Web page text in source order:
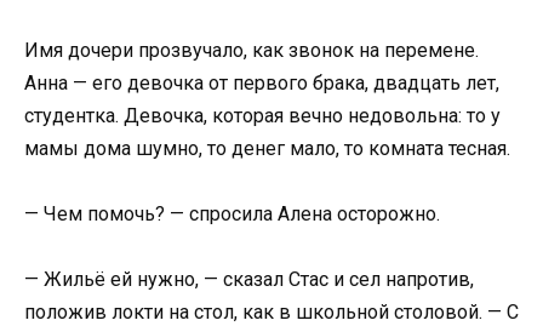
Имя дочери прозвучало, как звонок на перемене.
Анна — его девочка от первого брака, двадцать лет,
студентка. Девочка, которая вечно недовольна: то у
мамы дома шумно, то денег мало, то комната тесная.
— Чем помочь? — спросила Алена осторожно.
— Жильё ей нужно, — сказал Стас и сел напротив,
положив локти на стол, как в школьной столовой. — С